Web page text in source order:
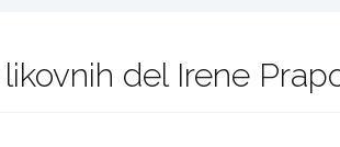
del Irene